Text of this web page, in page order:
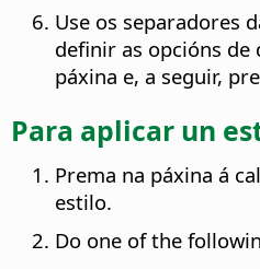
Use os separadores
definir as opcións de
páxina e, a seguir,
Para aplicar un
Prema na páxina á
estilo.
Do one of the